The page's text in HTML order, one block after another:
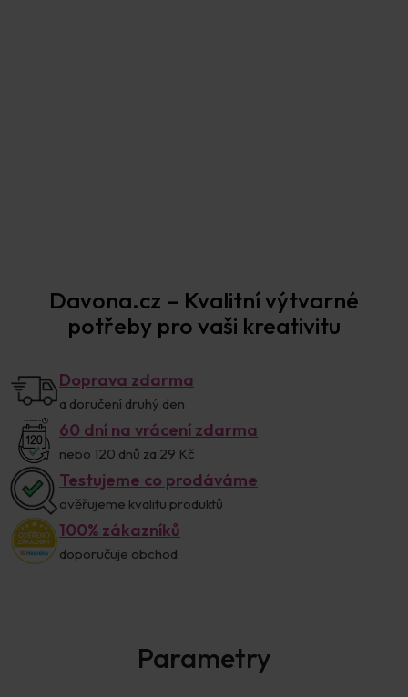
Davona.cz – Kvalitní výtvarné
potřeby pro vaši kreativitu
Doprava zdarma
a doručení druhý den
60 dní na vrácení zdarma
nebo 120 dnů za 29 Kč
Testujeme co prodáváme
ověřujeme kvalitu produktů
100% zákazníků
doporučuje obchod